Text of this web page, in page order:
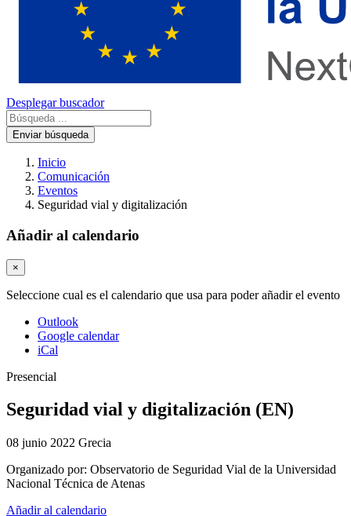
Desplegar buscador
Enviar búsqueda
Inicio
Comunicación
Eventos
Seguridad vial y digitalización
Añadir al calendario
×
Seleccione cual es el calendario que usa para poder añadir el evento
Outlook
Google calendar
iCal
Presencial
Seguridad vial y digitalización (EN)
08 junio 2022 Grecia
Organizado por: Observatorio de Seguridad Vial de la Universidad
Nacional Técnica de Atenas
Añadir al calendario